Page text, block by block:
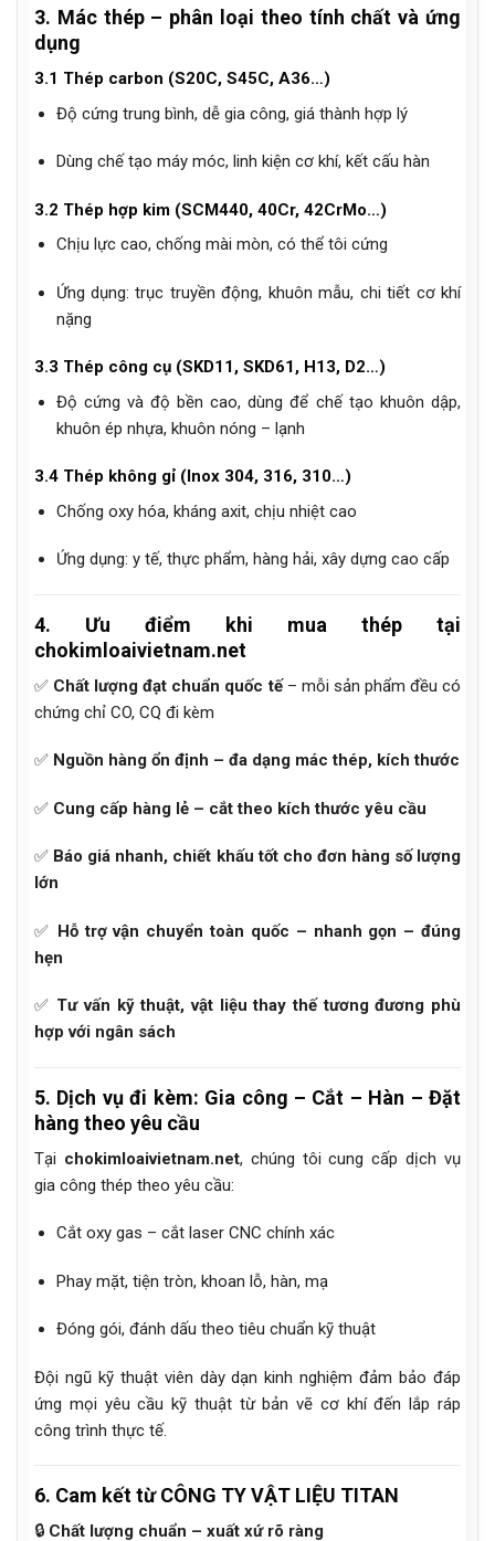
3. Mác thép – phân loại theo tính chất và ứng
dụng
3.1 Thép carbon (S20C, S45C, A36…)
Độ cứng trung bình, dễ gia công, giá thành hợp lý
Dùng chế tạo máy móc, linh kiện cơ khí, kết cấu hàn
3.2 Thép hợp kim (SCM440, 40Cr, 42CrMo…)
Chịu lực cao, chống mài mòn, có thể tôi cứng
Ứng dụng: trục truyền động, khuôn mẫu, chi tiết cơ khí
nặng
3.3 Thép công cụ (SKD11, SKD61, H13, D2…)
Độ cứng và độ bền cao, dùng để chế tạo khuôn dập,
khuôn ép nhựa, khuôn nóng – lạnh
3.4 Thép không gỉ (Inox 304, 316, 310…)
Chống oxy hóa, kháng axit, chịu nhiệt cao
Ứng dụng: y tế, thực phẩm, hàng hải, xây dựng cao cấp
4. Ưu điểm khi mua thép tại
chokimloaivietnam.net
✅ Chất lượng đạt chuẩn quốc tế– mỗi sản phẩm đều có
chứng chỉ CO, CQ đi kèm
✅ Nguồn hàng ổn định – đa dạng mác thép, kích thước
✅ Cung cấp hàng lẻ – cắt theo kích thước yêu cầu
✅ Báo giá nhanh, chiết khấu tốt cho đơn hàng số lượng
lớn
✅ Hỗ trợ vận chuyển toàn quốc – nhanh gọn – đúng
hẹn
✅ Tư vấn kỹ thuật, vật liệu thay thế tương đương phù
hợp với ngân sách
5. Dịch vụ đi kèm: Gia công – Cắt – Hàn – Đặt
hàng theo yêu cầu
Tại chokimloaivietnam.net, chúng tôi cung cấp dịch vụ
gia công thép theo yêu cầu:
Cắt oxy gas – cắt laser CNC chính xác
Phay mặt, tiện tròn, khoan lỗ, hàn, mạ
Đóng gói, đánh dấu theo tiêu chuẩn kỹ thuật
Đội ngũ kỹ thuật viên dày dạn kinh nghiệm đảm bảo đáp
ứng mọi yêu cầu kỹ thuật từ bản vẽ cơ khí đến lắp ráp
công trình thực tế.
6. Cam kết từ CÔNG TY VẬT LIỆU TITAN
🔒 Chất lượng chuẩn – xuất xứ rõ ràng